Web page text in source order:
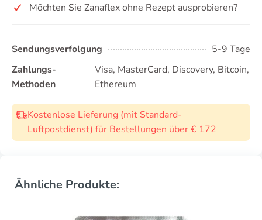
Möchten Sie Zanaflex ohne Rezept ausprobieren?
Sendungsverfolgung
5-9 Tage
Zahlungs-
Methoden
Visa, MasterCard, Discovery, Bitcoin,
Ethereum
Kostenlose Lieferung (mit Standard-
Luftpostdienst) für Bestellungen über € 172
Ähnliche Produkte: